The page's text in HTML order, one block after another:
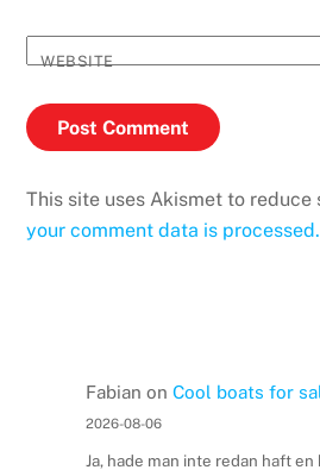
WEBSITE
This site uses Akismet to reduce
your comment data is processed.
Fabian on Cool boats for
2026-08-06
Ja, hade man inte redan haft